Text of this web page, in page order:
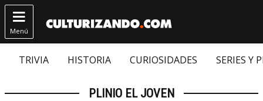

Menú
TRIVIA HISTORIA CURIOSIDADES SERIES Y
PLINIO EL JOVEN